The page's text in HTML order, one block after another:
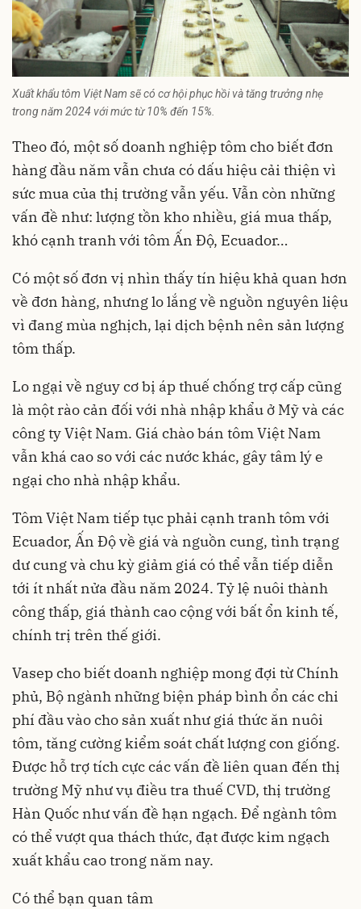
Xuất khẩu tôm Việt Nam sẽ có cơ hội phục hồi và tăng trưởng nhẹ
trong năm 2024 với mức từ 10% đến 15%.
Theo đó, một số doanh nghiệp tôm cho biết đơn
hàng đầu năm vẫn chưa có dấu hiệu cải thiện vì
sức mua của thị trường vẫn yếu. Vẫn còn những
vấn đề như: lượng tồn kho nhiều, giá mua thấp,
khó cạnh tranh với tôm Ấn Độ, Ecuador…
Có một số đơn vị nhìn thấy tín hiệu khả quan hơn
về đơn hàng, nhưng lo lắng về nguồn nguyên liệu
vì đang mùa nghịch, lại dịch bệnh nên sản lượng
tôm thấp.
Lo ngại về nguy cơ bị áp thuế chống trợ cấp cũng
là một rào cản đối với nhà nhập khẩu ở Mỹ và các
công ty Việt Nam. Giá chào bán tôm Việt Nam
vẫn khá cao so với các nước khác, gây tâm lý e
ngại cho nhà nhập khẩu.
Tôm Việt Nam tiếp tục phải cạnh tranh tôm với
Ecuador, Ấn Độ về giá và nguồn cung, tình trạng
dư cung và chu kỳ giảm giá có thể vẫn tiếp diễn
tới ít nhất nửa đầu năm 2024. Tỷ lệ nuôi thành
công thấp, giá thành cao cộng với bất ổn kinh tế,
chính trị trên thế giới.
Vasep cho biết doanh nghiệp mong đợi từ Chính
phủ, Bộ ngành những biện pháp bình ổn các chi
phí đầu vào cho sản xuất như giá thức ăn nuôi
tôm, tăng cường kiểm soát chất lượng con giống.
Được hỗ trợ tích cực các vấn đề liên quan đến thị
trường Mỹ như vụ điều tra thuế CVD, thị trường
Hàn Quốc như vấn đề hạn ngạch. Để ngành tôm
có thể vượt qua thách thức, đạt được kim ngạch
xuất khẩu cao trong năm nay.
Có thể bạn quan tâm